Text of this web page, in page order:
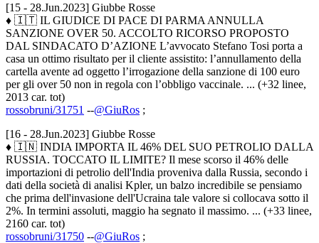
[15 - 28.Jun.2023] Giubbe Rosse
♦ 🇮🇹 IL GIUDICE DI PACE DI PARMA ANNULLA
SANZIONE OVER 50. ACCOLTO RICORSO PROPOSTO
DAL SINDACATO D’AZIONE L’avvocato Stefano Tosi porta a
casa un ottimo risultato per il cliente assistito: l’annullamento della
cartella avente ad oggetto l’irrogazione della sanzione di 100 euro
per gli over 50 non in regola con l’obbligo vaccinale. ... (+32 linee,
2013 car. tot)
rossobruni/31751 --@GiuRos ;
[16 - 28.Jun.2023] Giubbe Rosse
♦ 🇮🇳 INDIA IMPORTA IL 46% DEL SUO PETROLIO DALLA
RUSSIA. TOCCATO IL LIMITE? Il mese scorso il 46% delle
importazioni di petrolio dell'India proveniva dalla Russia, secondo i
dati della società di analisi Kpler, un balzo incredibile se pensiamo
che prima dell'invasione dell'Ucraina tale valore si collocava sotto il
2%. In termini assoluti, maggio ha segnato il massimo. ... (+33 linee,
2160 car. tot)
rossobruni/31750 --@GiuRos ;